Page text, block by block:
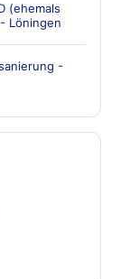
(ehemals
Löningen
-